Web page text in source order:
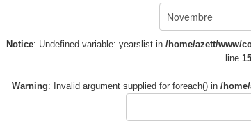
Notice: Undefined variable: yearslist in /home/azett/www/
line
Warning: Invalid argument supplied for foreach() in/